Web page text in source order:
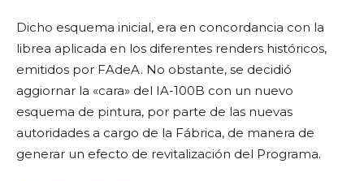
Dicho esquema inicial, era en concordancia con la
librea aplicada en los diferentes renders históricos,
emitidos por FAdeA. No obstante, se decidió
aggiornar la «cara» del IA-100B con un nuevo
esquema de pintura, por parte de las nuevas
autoridades a cargo de la Fábrica, de manera de
generar un efecto de revitalización del Programa.